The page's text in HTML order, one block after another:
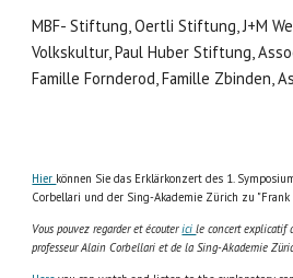
MBF- Stiftung, Oertli Stiftung, J+M
Volkskultur, Paul Huber Stiftung,
Famille Fornderod, Famille Zbinden,
Hier können Sie das Erklärkonzert des 1.
Corbellari und der Sing-Akademie Zürich zu
Vous pouvez regarder et écoutericile concert explicatif
professeur Alain Corbellari et de la Sing-Akademie